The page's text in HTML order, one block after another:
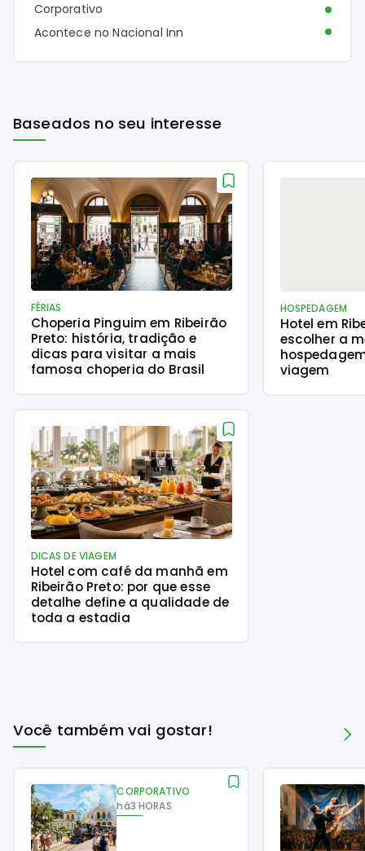
Corporativo
Acontece no Nacional Inn
Baseados no seu interesse
FÉRIAS
Choperia Pinguim em Ribeirão
Preto: história, tradição e
dicas para visitar a mais
famosa choperia do Brasil
HOSPEDAGEM
Hotel em
escolher a
viagem
DICAS DE VIAGEM
Hotel com café da manhã em
Ribeirão Preto: por que esse
detalhe define a qualidade de
toda a estadia
Você também vai gostar!
CORPORATIVO
há3 HORAS